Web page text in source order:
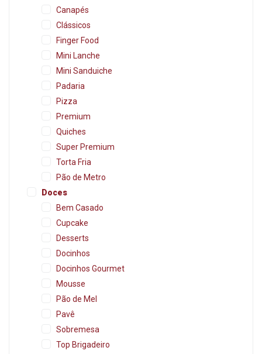
Canapés
Clássicos
Finger Food
Mini Lanche
Mini Sanduiche
Padaria
Pizza
Premium
Quiches
Super Premium
Torta Fria
Pão de Metro
Doces
Bem Casado
Cupcake
Desserts
Docinhos
Docinhos Gourmet
Mousse
Pão de Mel
Pavê
Sobremesa
Top Brigadeiro